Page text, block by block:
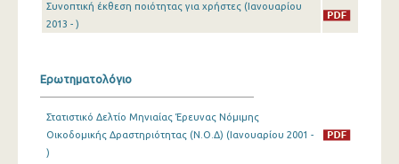
Μαΐου 2025
Μαρτίου 2025
Ιανουαρίου 2025
Συνοπτική έκθεση ποιότητας για χρήστες (Ιανουαρίου
2013 - )
Ερωτηματολόγιο
Στατιστικό Δελτίο Μηνιαίας Έρευνας Νόμιμης
Οικοδομικής Δραστηριότητας (Ν.Ο.Δ) (Ιανουαρίου 2001 -
)